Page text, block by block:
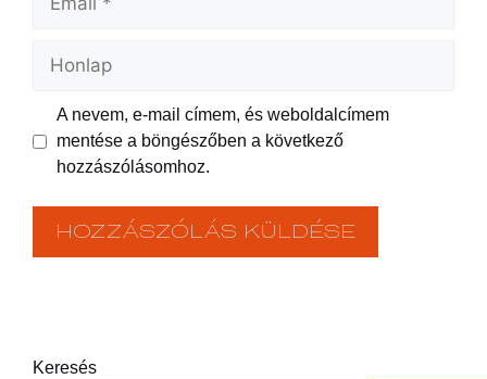
A nevem, e-mail címem, és weboldalcímem
mentése a böngészőben a következő
hozzászólásomhoz.
Keresés